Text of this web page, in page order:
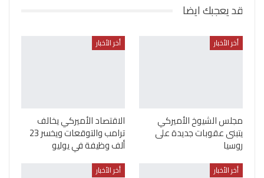
قد يعجبك ايضا
أخر الأخبار
مجلس الشيوخ الأميركي
يتبنى عقوبات جديدة على
روسيا
أخر الأخبار
الاقتصاد الأميركي يخالف
ترامب والتوقعات ويخسر 23
ألف وظيفة في يوليو
أخر الأخبار أخر الأخبار